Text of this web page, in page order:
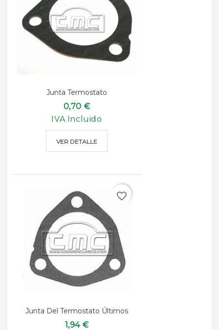
Junta Termostato
0,70 €
IVA Incluido
VER DETALLE
Junta Del Termostato Últimos
1,94 €
favorite_border